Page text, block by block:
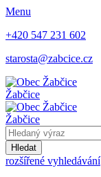
Menu
+420 547 231 602
starosta@zabcice.cz
Žabčice
Žabčice
Hledat
rozšířené vyhledávání